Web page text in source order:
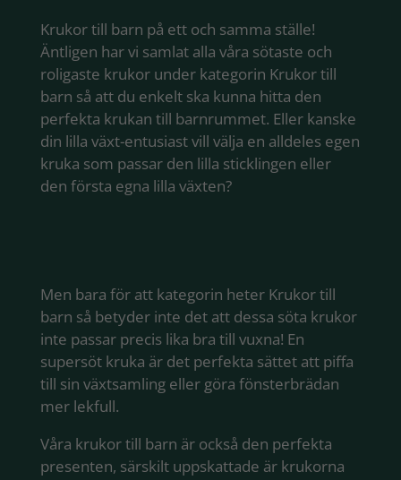
Krukor till barn på ett och samma ställe!
Äntligen har vi samlat alla våra sötaste och
roligaste krukor under kategorin Krukor till
barn så att du enkelt ska kunna hitta den
perfekta krukan till barnrummet. Eller kanske
din lilla växt-entusiast vill välja en alldeles egen
kruka som passar den lilla sticklingen eller
den första egna lilla växten?
Men bara för att kategorin heter Krukor till
barn så betyder inte det att dessa söta krukor
inte passar precis lika bra till vuxna! En
supersöt kruka är det perfekta sättet att piffa
till sin växtsamling eller göra fönsterbrädan
mer lekfull.
Våra krukor till barn är också den perfekta
presenten, särskilt uppskattade är krukorna